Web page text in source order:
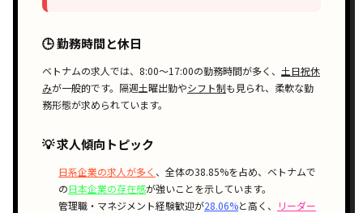
🕒 勤務時間と休日
ベトナムの求人では、 8:00〜17:00の勤務時間が多く、 土日祝休
みが一般的です。 隔週土曜出勤やシフト制も見られ、柔軟な勤
務形態が求められています。
💡 求人傾向トピック
日系企業の求人が多く 、全体の38.85%を占め、ベトナムで
の日本企業の存在感が強いことを示しています。
管理職・マネジメント経験歓迎が28.06%と高く、
リーダー